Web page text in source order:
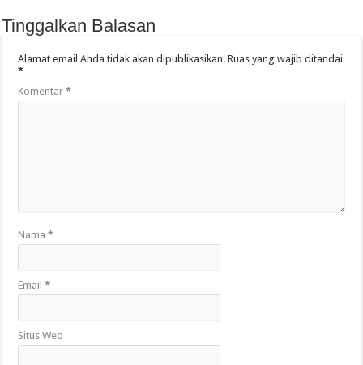
Tinggalkan Balasan
Alamat email Anda tidak akan dipublikasikan. Ruas yang wajib ditandai
*
Komentar*
Nama*
Email*
Situs Web